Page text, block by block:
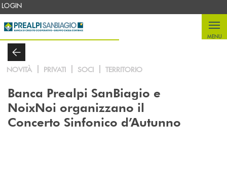
Salta al contenuto principale
LOGIN
MENU
NOVITÀ PRIVATI SOCI TERRITORIO
Banca Prealpi SanBiagio e
NoixNoi organizzano il
Concerto Sinfonico d’Autunno